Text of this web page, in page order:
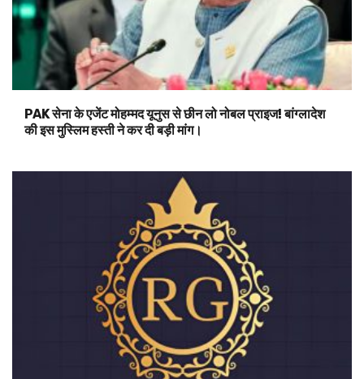
PAK सेना के एजेंट मोहम्मद यूनुस से छीन लो नोबल प्राइज! बांग्लादेश
की इस मुस्लिम हस्ती ने कर दी बड़ी मांग।